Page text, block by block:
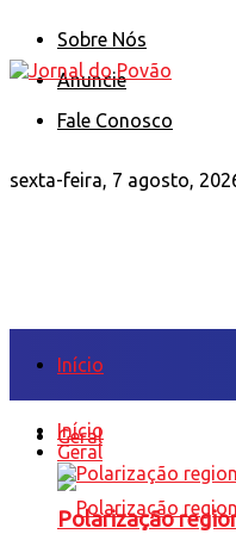
Sobre Nós
Anuncie
Fale Conosco
sexta-feira, 7 agosto,
Início
Geral
Início
Geral
Polarização